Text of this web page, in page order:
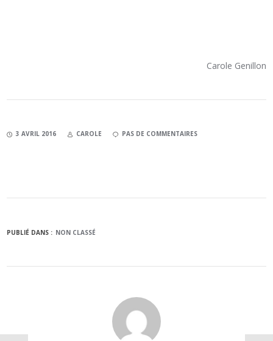
Carole Genillon
3 AVRIL 2016 CAROLE PAS DE COMMENTAIRES
PUBLIÉ DANS : NON CLASSÉ